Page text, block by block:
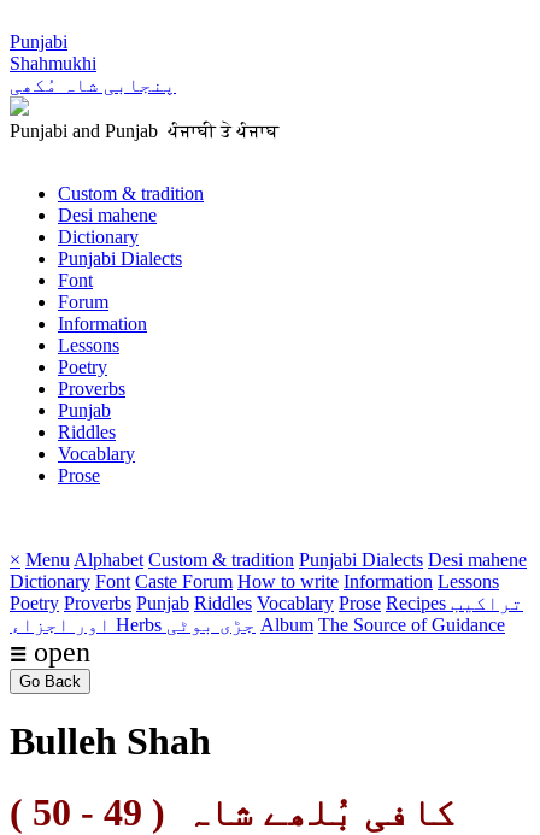
Punjabi
Shahmukhi
پنجابی شاہ مُکھی
Punjabi and Punjab ਪੰਜਾਬੀ ਤੇ ਪੰਜਾਬ
Custom & tradition
Desi mahene
Dictionary
Punjabi Dialects
Font
Forum
Information
Lessons
Poetry
Proverbs
Punjab
Riddles
Vocablary
Prose
× Menu Alphabet Custom & tradition Punjabi Dialects Desi mahene
Dictionary Font Caste Forum How to write Information Lessons
Poetry Proverbs Punjab Riddles Vocablary Prose Recipes تراکیب
Herbs جڑی بوٹی Album The Source of Guidance
☰ open
Go Back
Bulleh Shah
کافی بُلھے شاہ ( 49 - 50 )